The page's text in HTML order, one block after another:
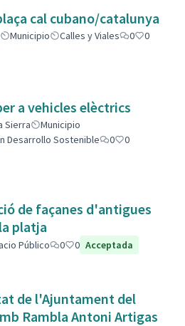
cal cubano/catalunya
Municipio Calles y Viales 0
0
a vehicles elèctrics
Sierra
Municipio
Desarrollo Sostenible
0
0
de façanes d'antigues
platja
Público 0 0 Acceptada
de l'Ajuntament del
Rambla Antoni Artigas